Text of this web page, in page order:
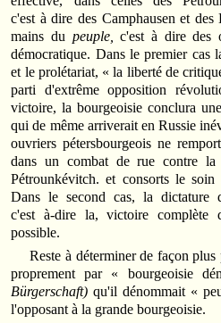
c'est à dire des Camphausen et
mains du peuple,c'est à dire des
démocratique. Dans le premier cas
et le prolétariat, « la liberté de
parti d'extrême opposition
victoire, la bourgeoisie conclura
qui de même arriverait en Russie
ouvriers pétersbourgeois ne
dans un combat de rue contre
Pétrounkévitch. et consorts le
Dans le second cas, la dictature
c'est à-dire la, victoire complète
possible.
Reste à déterminer de façon
proprement par « bourgeoisie
Bürgerschaft)qu'il dénommait «
l'opposant à la grande bourgeoisie.